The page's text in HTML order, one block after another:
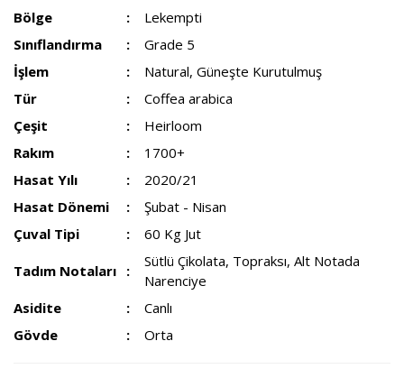
Bölge
Lekempti
Sınıflandırma
Grade 5
İşlem
Natural, Güneşte Kurutulmuş
Tür
Coffea arabica
Çeşit
Heirloom
Rakım
1700+
Hasat Yılı
2020/21
Hasat Dönemi
Şubat - Nisan
Çuval Tipi
60 Kg Jut
Tadım Notaları
Sütlü Çikolata, Topraksı, Alt Notada
Narenciye
Asidite
Canlı
Gövde
Orta